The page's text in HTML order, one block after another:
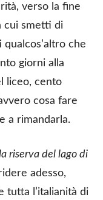
verso la fine
cui smetti di
che
giorni alla
liceo, cento
cosa fare
a rimandarla.
riserva del lago di
adesso,
tutta l’italianità di